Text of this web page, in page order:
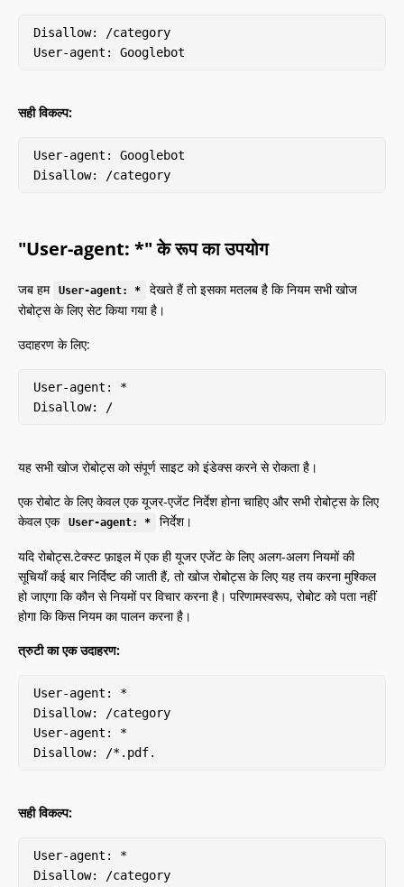
Disallow: /category
User-agent: Googlebot
सही विकल्प:
User-agent: Googlebot
Disallow: /category
"User-agent: *" के रूप का उपयोग
जब हम User-agent: *
देखते हैं तो इसका मतलब है कि नियम सभी खोज
रोबोट्स के लिए सेट किया गया है।
उदाहरण के लिए:
User-agent: *
Disallow: /
यह सभी खोज रोबोट्स को संपूर्ण साइट को इंडेक्स करने से रोकता है।
एक रोबोट के लिए केवल एक यूजर-एजेंट निर्देश होना चाहिए और सभी रोबोट्स के लिए
केवल एक
User-agent: * निर्देश।
यदि रोबोट्स.टेक्स्ट फ़ाइल में एक ही यूजर एजेंट के लिए अलग-अलग नियमों की
सूचियाँ कई बार निर्दिष्ट की जाती हैं, तो खोज रोबोट्स के लिए यह तय करना मुश्किल
हो जाएगा कि कौन से नियमों पर विचार करना है। परिणामस्वरूप, रोबोट को पता नहीं
होगा कि किस नियम का पालन करना है।
त्रुटी का एक उदाहरण:
User-agent: *
Disallow: /category
User-agent: *
Disallow: /*.pdf.
सही विकल्प:
User-agent: *
Disallow: /category